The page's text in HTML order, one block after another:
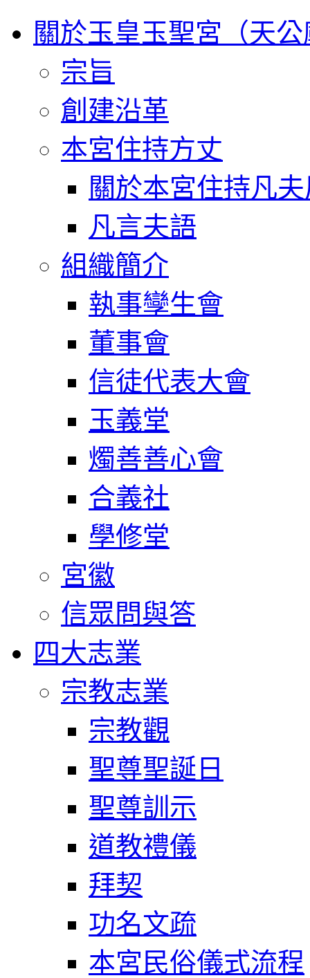
關於玉皇玉聖宮（天
宗旨
創建沿革
本宮住持方丈
關於本宮住持凡
凡言夫語
組織簡介
執事孿生會
董事會
信徒代表大會
玉義堂
燭善善心會
合義社
學修堂
宮徽
信眾問與答
四大志業
宗教志業
宗教觀
聖尊聖誕日
聖尊訓示
道教禮儀
拜契
功名文疏
本宮民俗儀式流程